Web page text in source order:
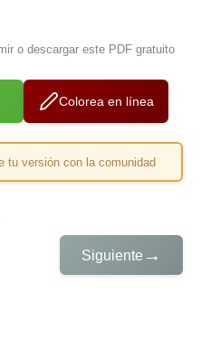
o descargar este PDF gratuito
Colorea en línea
tu versión con la comunidad
Siguiente →